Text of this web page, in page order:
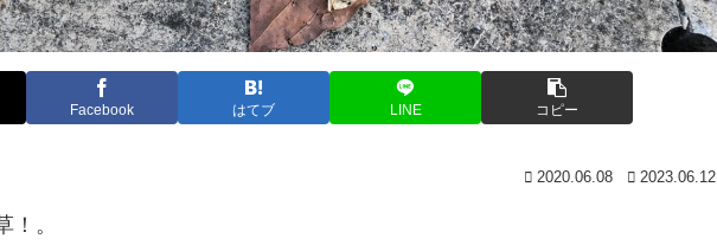
Facebook はてブ LINE コピー
2020.06.08 2023.06.12
。